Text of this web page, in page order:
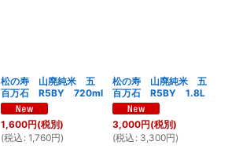
松の寿 山廃純米 五
百万石 R5BY 720ml
1,600円(税別)
(税込 : 1,760円)
松の寿 山廃純米 五
百万石 R5BY 1.8L
3,000円(税別)
(税込 : 3,300円)